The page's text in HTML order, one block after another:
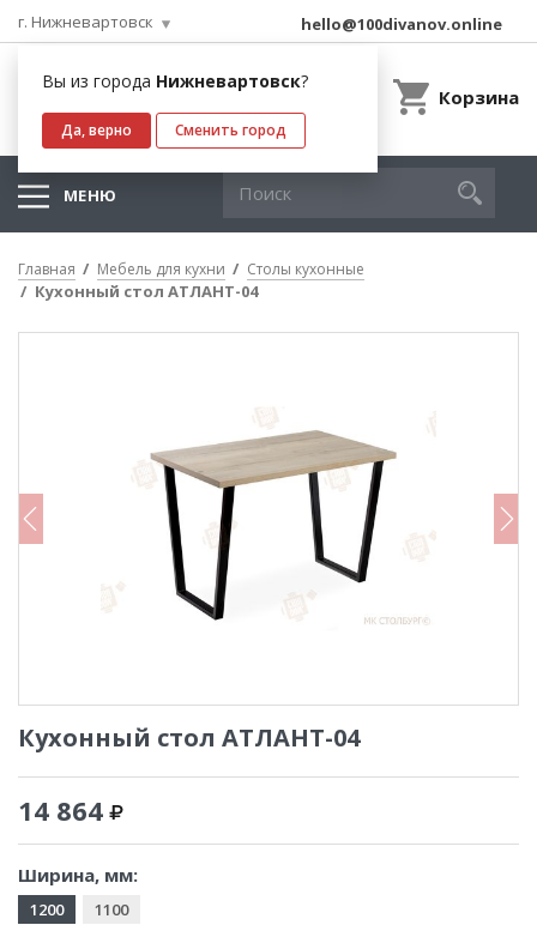
г. Нижневартовск
Вы из города Нижневартовск?
Да, верно Сменить город
hello@100divanov.online
Корзина
МЕНЮ
Главная Мебель для кухни Столы кухонные
Кухонный стол АТЛАНТ-04
Кухонный стол АТЛАНТ-04
14 864
Ширина, мм:
1200 1100